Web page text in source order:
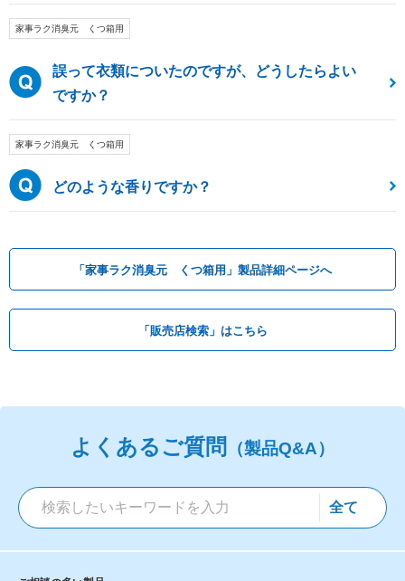
家事ラク消臭元 くつ箱用
誤って衣類についたのですが、どうしたらよい
ですか？
家事ラク消臭元 くつ箱用
どのような香りですか？
「家事ラク消臭元 くつ箱用」製品詳細ページへ
「販売店検索」はこちら
よくあるご質問 （製品Q&A）